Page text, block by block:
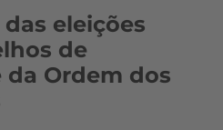
eleições
de
da Ordem dos